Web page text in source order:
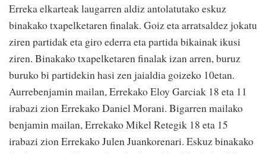
Erreka elkarteak laugarren aldiz antolatutako eskuz
binakako txapelketaren finalak. Goiz eta arratsaldez jokatu
ziren partidak eta giro ederra eta partida bikainak ikusi
ziren. Binakako txapelketaren finalak izan arren, buruz
buruko bi partidekin hasi zen jaialdia goizeko 10etan.
Aurrebenjamin mailan, Errekako Eloy Garciak 18 eta 11
irabazi zion Errekako Daniel Morani. Bigarren mailako
benjamin mailan, Errekako Mikel Retegik 18 eta 15
irabazi zion Errekako Julen Juankorenari. Eskuz binakako